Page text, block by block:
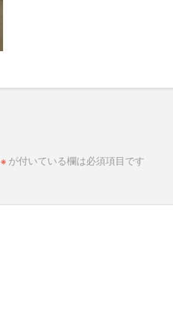
※が付いている欄は必須項目です